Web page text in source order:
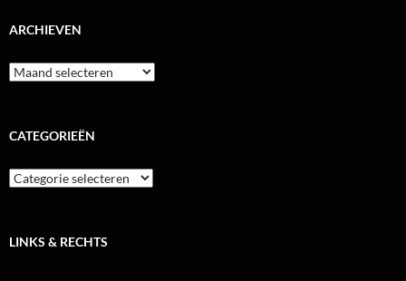
ARCHIEVEN
Archieven
CATEGORIEËN
Categorieën
LINKS & RECHTS